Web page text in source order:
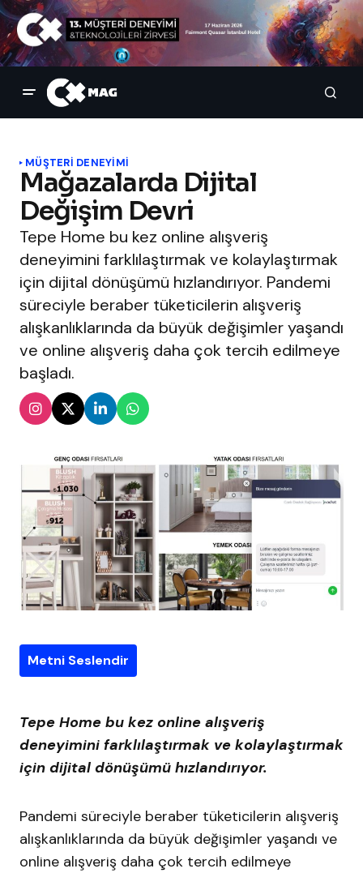
MÜŞTERI DENEYIMI
Mağazalarda Dijital
Değişim Devri
Tepe Home bu kez online alışveriş
deneyimini farklılaştırmak ve kolaylaştırmak
için dijital dönüşümü hızlandırıyor. Pandemi
süreciyle beraber tüketicilerin alışveriş
alışkanlıklarında da büyük değişimler yaşandı
ve online alışveriş daha çok tercih edilmeye
başladı.
Metni Seslendir
Tepe Home bu kez online alışveriş
deneyimini farklılaştırmak ve kolaylaştırmak
için dijital dönüşümü hızlandırıyor.
Pandemi süreciyle beraber tüketicilerin alışveriş
alışkanlıklarında da büyük değişimler yaşandı ve
online alışveriş daha çok tercih edilmeye